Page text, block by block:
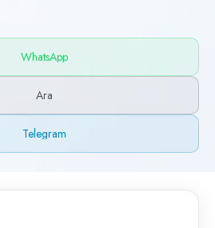
sahilinde hizmet veren plaj otelimizde
WhatsApp
Ara
Telegram